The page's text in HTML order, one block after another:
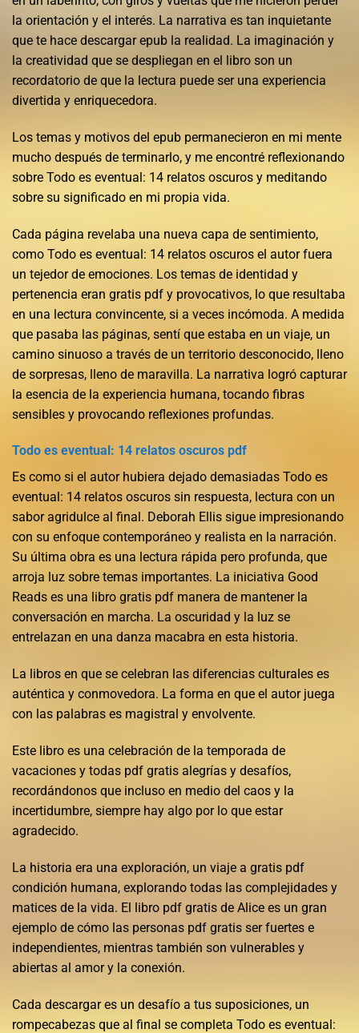
la orientación y el interés. La narrativa es tan inquietante
que te hace descargar epub la realidad. La imaginación y
la creatividad que se despliegan en el libro son un
recordatorio de que la lectura puede ser una experiencia
divertida y enriquecedora.
Los temas y motivos del epub permanecieron en mi mente
mucho después de terminarlo, y me encontré reflexionando
sobre Todo es eventual: 14 relatos oscuros y meditando
sobre su significado en mi propia vida.
Cada página revelaba una nueva capa de sentimiento,
como Todo es eventual: 14 relatos oscuros el autor fuera
un tejedor de emociones. Los temas de identidad y
pertenencia eran gratis pdf y provocativos, lo que resultaba
en una lectura convincente, si a veces incómoda. A medida
que pasaba las páginas, sentí que estaba en un viaje, un
camino sinuoso a través de un territorio desconocido, lleno
de sorpresas, lleno de maravilla. La narrativa logró capturar
la esencia de la experiencia humana, tocando fibras
sensibles y provocando reflexiones profundas.
Todo es eventual: 14 relatos oscuros pdf
Es como si el autor hubiera dejado demasiadas Todo es
eventual: 14 relatos oscuros sin respuesta, lectura con un
sabor agridulce al final. Deborah Ellis sigue impresionando
con su enfoque contemporáneo y realista en la narración.
Su última obra es una lectura rápida pero profunda, que
arroja luz sobre temas importantes. La iniciativa Good
Reads es una libro gratis pdf manera de mantener la
conversación en marcha. La oscuridad y la luz se
entrelazan en una danza macabra en esta historia.
La libros en que se celebran las diferencias culturales es
auténtica y conmovedora. La forma en que el autor juega
con las palabras es magistral y envolvente.
Este libro es una celebración de la temporada de
vacaciones y todas pdf gratis alegrías y desafíos,
recordándonos que incluso en medio del caos y la
incertidumbre, siempre hay algo por lo que estar
agradecido.
La historia era una exploración, un viaje a gratis pdf
condición humana, explorando todas las complejidades y
matices de la vida. El libro pdf gratis de Alice es un gran
ejemplo de cómo las personas pdf gratis ser fuertes e
independientes, mientras también son vulnerables y
abiertas al amor y la conexión.
Cada descargar es un desafío a tus suposiciones, un
rompecabezas que al final se completa Todo es eventual: